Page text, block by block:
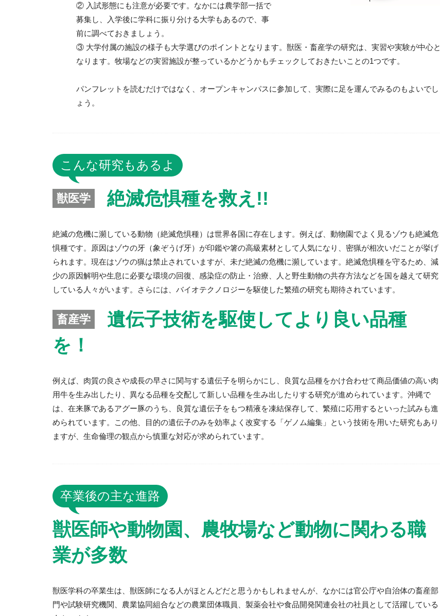
② 入試形態にも注意が必要です。なかには農学部一括で
募集し、入学後に学科に振り分ける大学もあるので、事
前に調べておきましょう。
③ 大学付属の施設の様子も大学選びのポイントとなります。獣医・畜産学の研究は、実習や実験が中心と
なります。牧場などの実習施設が整っているかどうかもチェックしておきたいことの1つです。
パンフレットを読むだけではなく、オープンキャンパスに参加して、実際に足を運んでみるのもよいでし
ょう。
こんな研究もあるよ
獣医学 絶滅危惧種を救え!!
絶滅の危機に瀕している動物（絶滅危惧種）は世界各国に存在します。例えば、動物園でよく見るゾウも絶滅危
惧種です。原因はゾウの牙（象ぞうげ牙）が印鑑や箸の高級素材として人気になり、密猟が相次いだことが挙げ
られます。現在はゾウの猟は禁止されていますが、未だ絶滅の危機に瀕しています。絶滅危惧種を守るため、減
少の原因解明や生息に必要な環境の回復、感染症の防止・治療、人と野生動物の共存方法などを国を越えて研究
している人々がいます。さらには、バイオテクノロジーを駆使した繁殖の研究も期待されています。
畜産学
遺伝子技術を駆使してより良い品種
を！
例えば、肉質の良さや成長の早さに関与する遺伝子を明らかにし、良質な品種をかけ合わせて商品価値の高い肉
用牛を生み出したり、異なる品種を交配して新しい品種を生み出したりする研究が進められています。沖縄で
は、在来豚であるアグー豚のうち、良質な遺伝子をもつ精液を凍結保存して、繁殖に応用するといった試みも進
められています。この他、目的の遺伝子のみを効率よく改変する「ゲノム編集」という技術を用いた研究もあり
ますが、生命倫理の観点から慎重な対応が求められています。
卒業後の主な進路
獣医師や動物園、農牧場など動物に関わる職
業が多数
獣医学科の卒業生は、獣医師になる人がほとんどだと思うかもしれませんが、なかには官公庁や自治体の畜産部
門や試験研究機関、農業協同組合などの農業団体職員、製薬会社や食品開発関連会社の社員として活躍している